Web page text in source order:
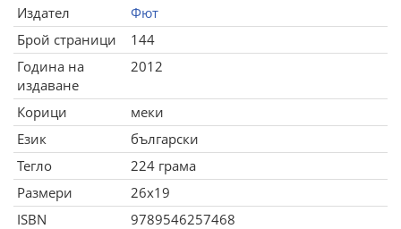
Издател
Фют
Брой страници
144
Година на
издаване
2012
Корици
меки
Език
български
Тегло
224 грама
Размери
26x19
ISBN
9789546257468